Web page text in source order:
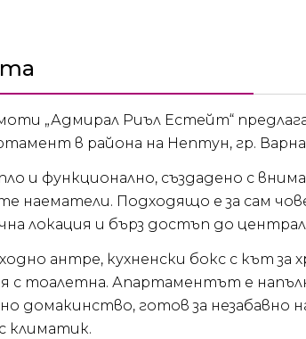
„Адмирал Риъл Естейт“
в района на Нептун, гр.
и функционално, създадено с
наематели. Подходящо е за сам
локация и бърз достъп до
антре, кухненски бокс с кът за
с тоалетна. Апартаментът е
домакинство, готов за незабавно
климатик.